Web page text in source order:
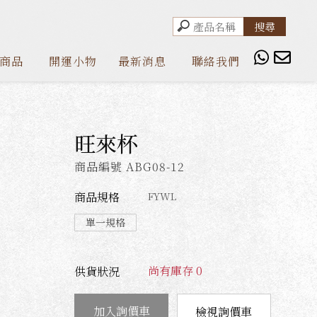
品 開運小物 最新消息 聯絡我們
旺來杯
商品編號 ABG08-12
商品規格
FYWL
單一規格
供貨狀況 尚有庫存 0
檢視詢價車